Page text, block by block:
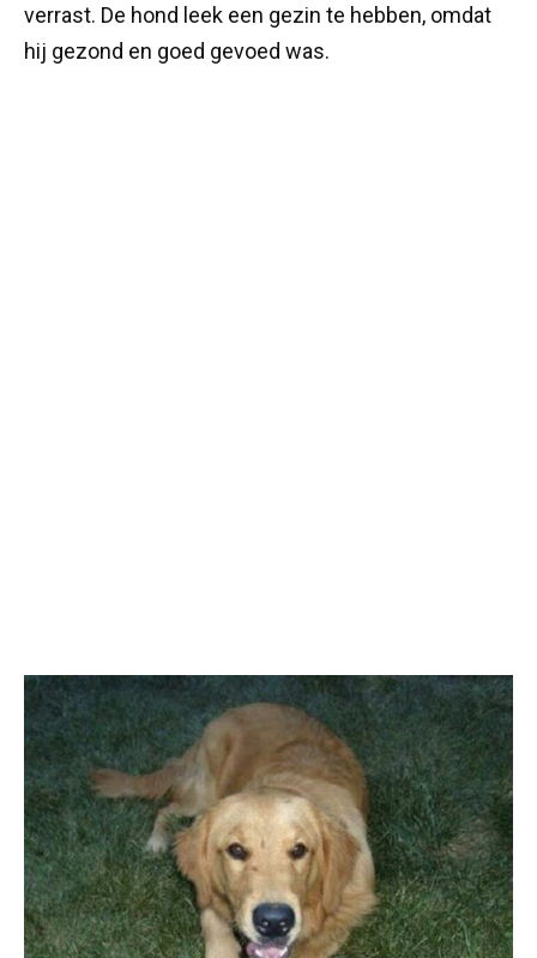
verrast. De hond leek een gezin te hebben, omdat
hij gezond en goed gevoed was.